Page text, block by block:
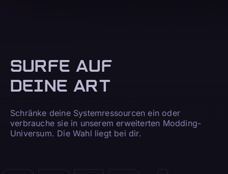
SURFE AUF
DEINE ART
Schränke deine Systemressourcen ein oder
verbrauche sie in unserem erweiterten Modding-
Universum. Die Wahl liegt bei dir.